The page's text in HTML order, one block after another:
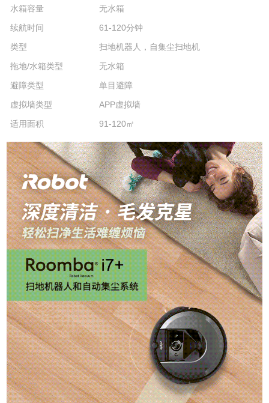
水箱容量
无水箱
续航时间
61-120分钟
类型
扫地机器人，自集尘扫地机
拖地/水箱类型
无水箱
避障类型
单目避障
虚拟墙类型
APP虚拟墙
适用面积
91-120㎡